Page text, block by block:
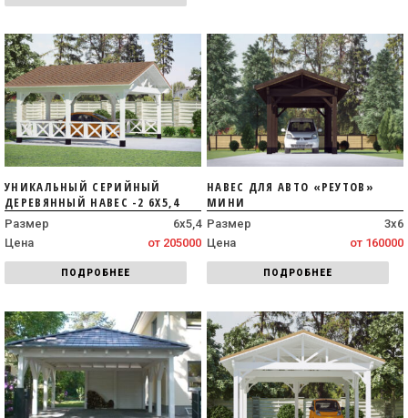
УНИКАЛЬНЫЙ СЕРИЙНЫЙ
ДЕРЕВЯННЫЙ НАВЕС -2 6Х5,4
Размер
6х5,4
Цена
от 205000
ПОДРОБНЕЕ
НАВЕС ДЛЯ АВТО «РЕУТОВ»
МИНИ
Размер
3х6
Цена
от 160000
ПОДРОБНЕЕ